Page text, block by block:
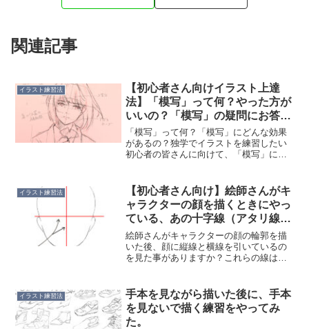
関連記事
イラスト練習法
【初心者さん向けイラスト上達
法】「模写」って何？やった方が
いいの？「模写」の疑問にお答え
します。
「模写」って何？「模写」にどんな効果
があるの？独学でイラストを練習したい
初心者の皆さんに向けて、「模写」につ
で、自分の学びや経験が少しでもお役に
なてれば幸いです。「模写」と...
イラスト練習法
【初心者さん向け】絵師さんがキ
ャラクターの顔を描くときにやっ
ている、あの十字線（アタリ線）
はなんですか？
絵師さんがキャラクターの顔の輪郭を描
いた後、顔に縦線と横線を引いているの
を見た事がありますか？これらの線は十
いるのでしょうか？イラストの練習を始
めたばかりの初心者の方へ...
イラスト練習法
手本を見ながら描いた後に、手本
を見ないで描く練習をやってみ
た。